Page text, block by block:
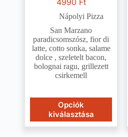
4990 Ft
Nápolyi Pizza
San Marzano
paradicsomszósz, fior di
latte, cotto sonka, salame
dolce , szeletelt bacon,
bolognai ragu, grillezett
csirkemell
Opciók
kiválasztása